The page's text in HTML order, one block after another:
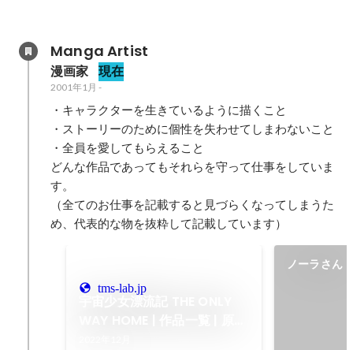
Manga Artist
漫画家 現在
2001年1月 -
・キャラクターを生きているように描くこと
・ストーリーのために個性を失わせてしまわないこと
・全員を愛してもらえること
どんな作品であってもそれらを守って仕事をしていま
す。
（全てのお仕事を記載すると見づらくなってしまうた
め、代表的な物を抜粋して記載しています）
tms-lab.jp
ノーラさん